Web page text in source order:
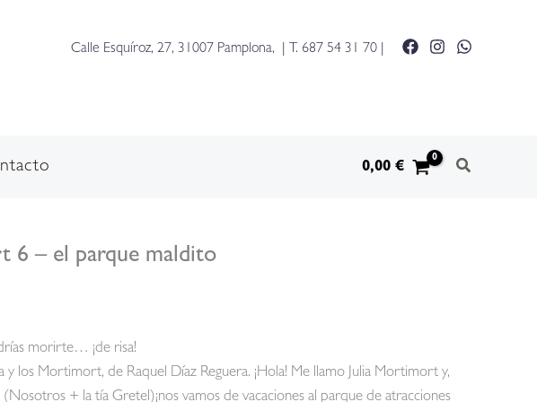
Calle Esquíroz, 27, 31007 Pamplona, | T. 687 54 31 70
0,00€
6 – el parque maldito
morirte… ¡de risa!
y los Mortimort, de Raquel Díaz Reguera. ¡Hola! Me llamo Julia Mortimort y,
+ la tía Gretel)¡nos vamos de vacaciones al parque de atracciones
mortimort